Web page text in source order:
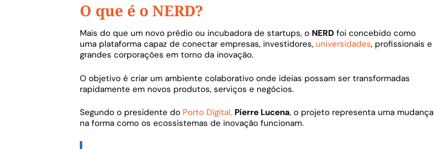
O que é o NERD?
Mais do que um novo prédio ou incubadora de startups, o NERD foi concebido como
uma plataforma capaz de conectar empresas, investidores, universidades, profissionais e
grandes corporações em torno da inovação.
O objetivo é criar um ambiente colaborativo onde ideias possam ser transformadas
rapidamente em novos produtos, serviços e negócios.
Segundo o presidente do Porto Digital, Pierre Lucena, o projeto representa uma mudança
na forma como os ecossistemas de inovação funcionam.